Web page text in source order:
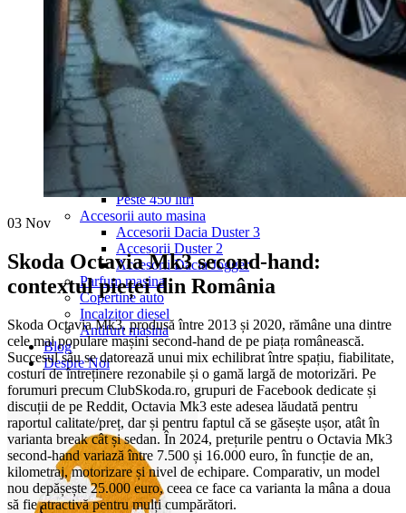
Navigație Skoda Fabia 1
Navigație Skoda Fabia 2
Navigație Skoda Octavia 1
Navigație Skoda Octavia 2
Navigație Skoda Octavia 3
Navigație Skoda Rapid
Navigație Skoda Superb 1
Navigație Skoda Superb 2
Navigație Toyota Avensis T25
Portbagaj Plafon Auto
Sub 350 Litri
Peste 350 Litri
Peste 450 litri
Accesorii auto masina
Accesorii Dacia Duster 3
Accesorii Duster 2
Accesorii Dacia Jogger
Parfum masina
Copertine auto
Incalzitor diesel
Antifurt masina
Blog
Despre Noi
03 Nov
Skoda Octavia Mk3 second-hand:
contextul pieței din România
Skoda Octavia Mk3, produsă între 2013 și 2020, rămâne una dintre
cele mai populare mașini second-hand de pe piața românească.
Succesul său se datorează unui mix echilibrat între spațiu, fiabilitate,
costuri de întreținere rezonabile și o gamă largă de motorizări. Pe
forumuri precum ClubSkoda.ro, grupuri de Facebook dedicate și
discuții de pe Reddit, Octavia Mk3 este adesea lăudată pentru
raportul calitate/preț, dar și pentru faptul că se găsește ușor, atât în
varianta break cât și sedan. În 2024, prețurile pentru o Octavia Mk3
second-hand variază între 7.500 și 16.000 euro, în funcție de an,
kilometraj, motorizare și nivel de echipare. Comparativ, un model
nou depășește 25.000 euro, ceea ce face ca varianta la mâna a doua
să fie atractivă pentru mulți cumpărători.